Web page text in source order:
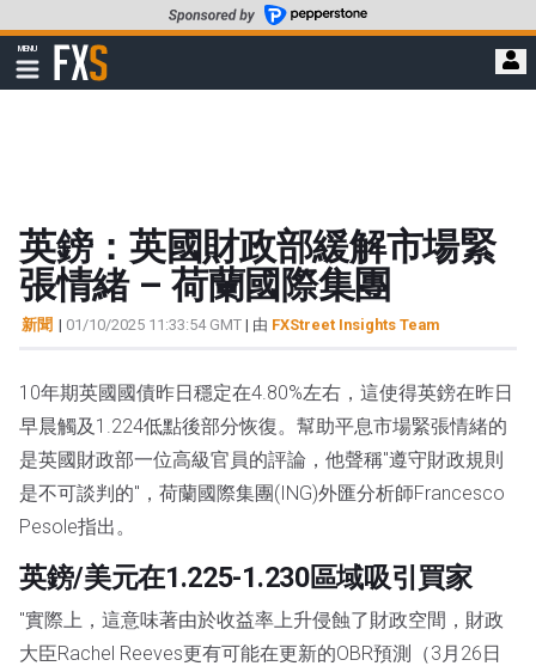
至
要
MENU
顯
示
FXStreet
英鎊：英國財政部緩解市場緊
張情緒 – 荷蘭國際集團
新聞 | 01/10/2025 11:33:54 GMT | 由 FXStreet Insights Team
10年期英國國債昨日穩定在4.80%左右，這使得英鎊在昨日
早晨觸及1.224低點後部分恢復。幫助平息市場緊張情緒的
是英國財政部一位高級官員的評論，他聲稱"遵守財政規則
是不可談判的"，荷蘭國際集團(ING)外匯分析師Francesco
Pesole指出。
英鎊/美元在1.225-1.230區域吸引買家
"實際上，這意味著由於收益率上升侵蝕了財政空間，財政
大臣Rachel Reeves更有可能在更新的OBR預測（3月26日